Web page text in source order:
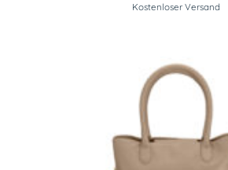
Kostenloser Versand